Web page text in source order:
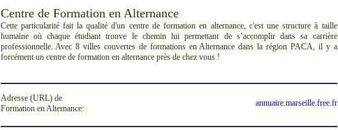
Centre de Formation en Alternance
Cette particularité fait la qualité d'un centre de formation en alternance, c'est une structure à taille
humaine où chaque étudiant trouve le chemin lui permettant de s’accomplir dans sa carrière
professionnelle. Avec 8 villes couvertes de formations en Alternance dans la région PACA, il y a
forcément un centre de formation en alternance près de chez vous !
Adresse (URL) de
Formation en Alternance:
annuaire.marseille.free.fr